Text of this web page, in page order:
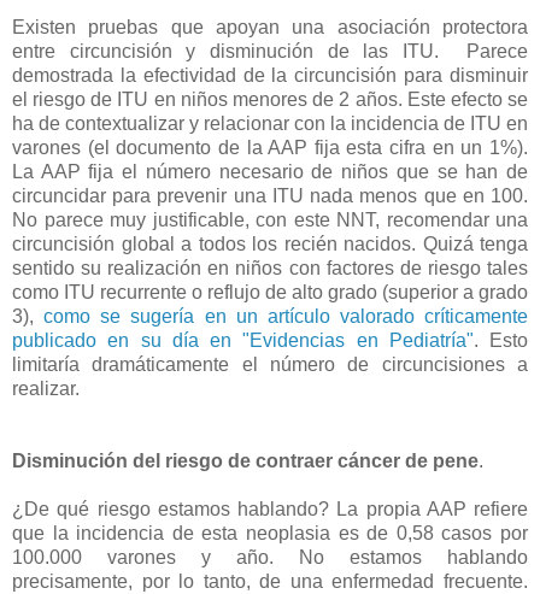
Existen pruebas que apoyan una asociación protectora
entre circuncisión y disminución de las ITU. Parece
demostrada la efectividad de la circuncisión para disminuir
el riesgo de ITU en niños menores de 2 años. Este efecto se
ha de contextualizar y relacionar con la incidencia de ITU en
varones (el documento de la AAP fija esta cifra en un 1%).
La AAP fija el número necesario de niños que se han de
circuncidar para prevenir una ITU nada menos que en 100.
No parece muy justificable, con este NNT, recomendar una
circuncisión global a todos los recién nacidos. Quizá tenga
sentido su realización en niños con factores de riesgo tales
como ITU recurrente o reflujo de alto grado (superior a grado
3),como se sugería en un artículo valorado críticamente
publicado en su día en "Evidencias en Pediatría". Esto
limitaría dramáticamente el número de circuncisiones a
realizar.
Disminución del riesgo de contraer cáncer de pene.
¿De qué riesgo estamos hablando? La propia AAP refiere
que la incidencia de esta neoplasia es de 0,58 casos por
100.000 varones y año. No estamos hablando
precisamente, por lo tanto, de una enfermedad frecuente.